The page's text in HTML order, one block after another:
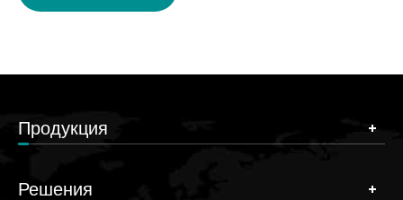
Продукция
Решения